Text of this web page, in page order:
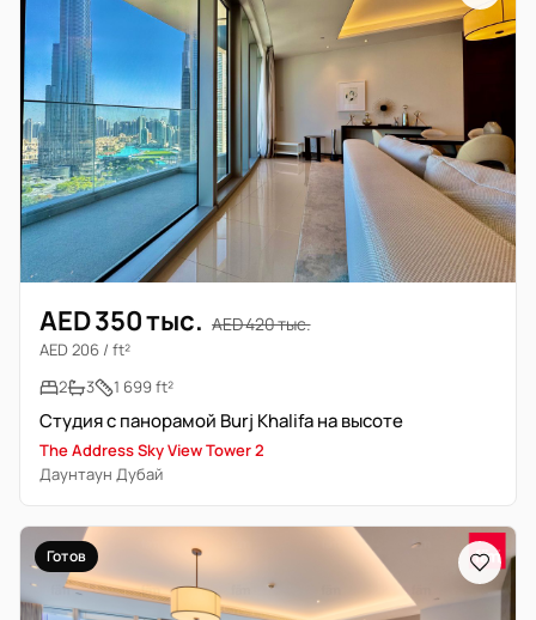
AED 350 тыс. AED 420 тыс.
AED 206 / ft²
2
3 1 699 ft²
Студия с панорамой Burj Khalifa на высоте
The Address Sky View Tower 2
Даунтаун Дубай
Готов